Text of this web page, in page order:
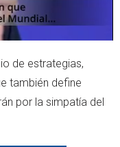
de estrategias,
también define
por la simpatía del